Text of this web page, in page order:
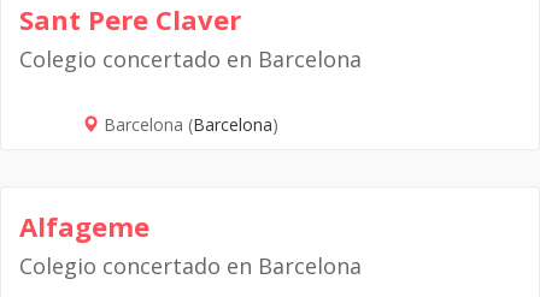
Sant Pere Claver
Colegio concertado en Barcelona
Barcelona (Barcelona)
Alfageme
Colegio concertado en Barcelona